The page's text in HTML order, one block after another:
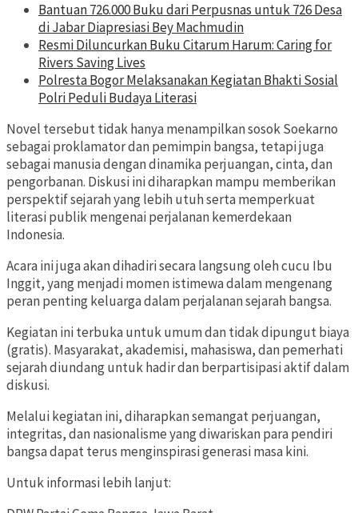
Bantuan 726.000 Buku dari Perpusnas untuk 726 Desa
di Jabar Diapresiasi Bey Machmudin
Resmi Diluncurkan Buku Citarum Harum: Caring for
Rivers Saving Lives
Polresta Bogor Melaksanakan Kegiatan Bhakti Sosial
Polri Peduli Budaya Literasi
Novel tersebut tidak hanya menampilkan sosok Soekarno
sebagai proklamator dan pemimpin bangsa, tetapi juga
sebagai manusia dengan dinamika perjuangan, cinta, dan
pengorbanan. Diskusi ini diharapkan mampu memberikan
perspektif sejarah yang lebih utuh serta memperkuat
literasi publik mengenai perjalanan kemerdekaan
Indonesia.
Acara ini juga akan dihadiri secara langsung oleh cucu Ibu
Inggit, yang menjadi momen istimewa dalam mengenang
peran penting keluarga dalam perjalanan sejarah bangsa.
Kegiatan ini terbuka untuk umum dan tidak dipungut biaya
(gratis). Masyarakat, akademisi, mahasiswa, dan pemerhati
sejarah diundang untuk hadir dan berpartisipasi aktif dalam
diskusi.
Melalui kegiatan ini, diharapkan semangat perjuangan,
integritas, dan nasionalisme yang diwariskan para pendiri
bangsa dapat terus menginspirasi generasi masa kini.
Untuk informasi lebih lanjut: